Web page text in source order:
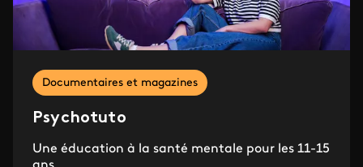
Documentaires et magazines
Psychotuto
Une éducation à la santé mentale pour les 11-15